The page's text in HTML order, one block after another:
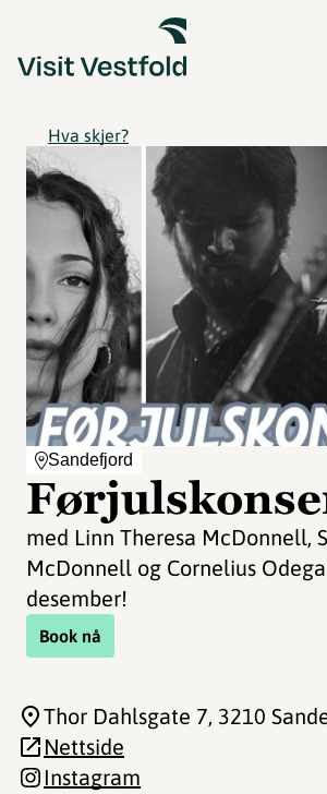
Hva skjer?
Sandefjord
med Linn Theresa McDonnell,
McDonnell og Cornelius
desember!
Book nå
Thor Dahlsgate 7, 3210
Nettside
Instagram